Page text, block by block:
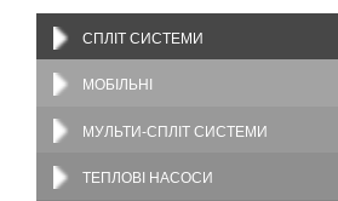
СПЛІТ СИСТЕМИ
МОБІЛЬНІ
МУЛЬТИ-СПЛІТ СИСТЕМИ
ТЕПЛОВІ НАСОСИ